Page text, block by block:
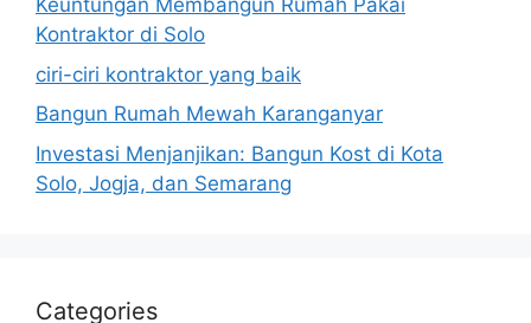
Keuntungan Membangun Rumah Pakai
Kontraktor di Solo
ciri-ciri kontraktor yang baik
Bangun Rumah Mewah Karanganyar
Investasi Menjanjikan: Bangun Kost di Kota
Solo, Jogja, dan Semarang
Categories